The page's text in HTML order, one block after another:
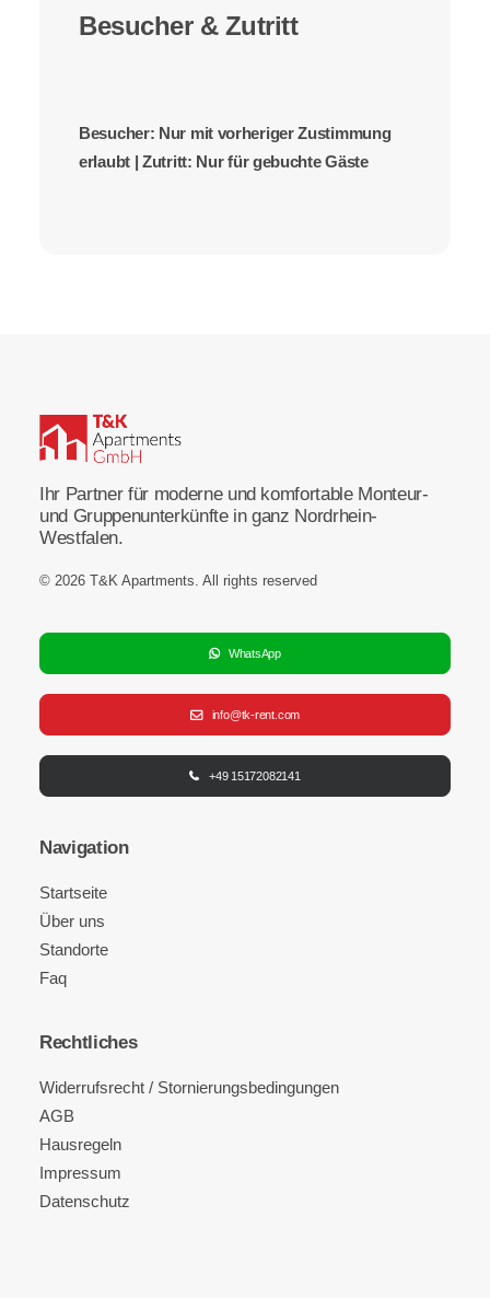
Besucher & Zutritt
Besucher: Nur mit vorheriger Zustimmung
erlaubt |Zutritt: Nur für gebuchte Gäste
Ihr Partner für moderne und komfortable Monteur-
und Gruppenunterkünfte in ganz Nordrhein-
Westfalen.
© 2026 T&K Apartments. All rights reserved
WhatsApp
info@tk-rent.com
+49 15172082141
Navigation
Startseite
Über uns
Standorte
Faq
Rechtliches
Widerrufsrecht / Stornierungsbedingungen
AGB
Hausregeln
Impressum
Datenschutz